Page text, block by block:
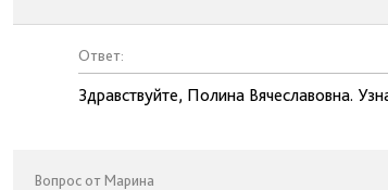
Ответ:
Здравствуйте, Полина Вячеславовна.
Вопрос от Марина